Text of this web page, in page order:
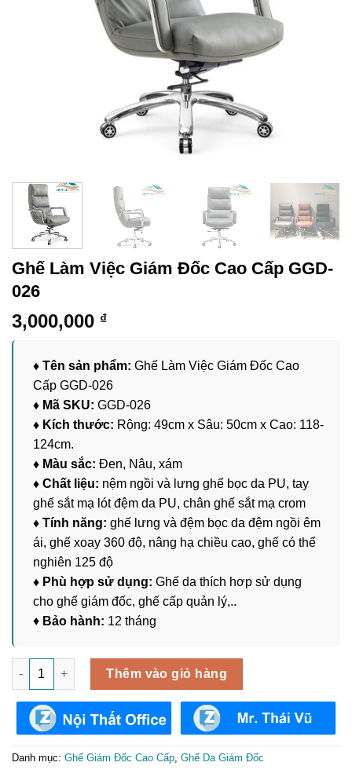
Ghế Làm Việc Giám Đốc Cao Cấp GGD-
026
3,000,000 ₫
♦ Tên sản phẩm: Ghế Làm Việc Giám Đốc Cao
Cấp GGD-026
♦ Mã SKU: GGD-026
♦ Kích thước: Rộng: 49cm x Sâu: 50cm x Cao: 118-
124cm.
♦ Màu sắc: Đen, Nâu, xám
♦ Chất liệu: nệm ngồi và lưng ghế bọc da PU, tay
ghế sắt mạ lót đệm da PU, chân ghế sắt mạ crom
♦ Tính năng: ghế lưng và đệm bọc da đệm ngồi êm
ái, ghế xoay 360 độ, nâng hạ chiều cao, ghế có thể
nghiên 125 độ
♦ Phù hợp sử dụng: Ghế da thích hơp sử dụng
cho ghế giám đốc, ghế cấp quản lý,..
♦ Bảo hành: 12 tháng
Ghế Làm Việc Giám Đốc Cao Cấp GGD-026 số lượng
Thêm vào giỏ hàng
Danh mục: Ghế Giám Đốc Cao Cấp Ghế Da Giám Đốc